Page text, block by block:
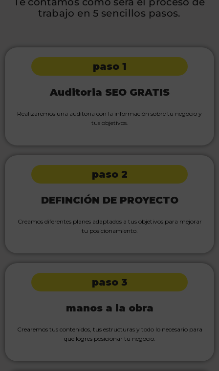
trabajo en 5 sencillos pasos.
paso 1
Auditoria SEO GRATIS
Realizaremos una auditoria con la información sobre tu negocio y
tus objetivos.
paso 2
DEFINCIÓN DE PROYECTO
Creamos diferentes planes adaptados a tus objetivos para mejorar
tu posicionamiento.
paso 3
manos a la obra
Crearemos tus contenidos, tus estructuras y todo lo necesario para
que logres posicionar tu negocio.